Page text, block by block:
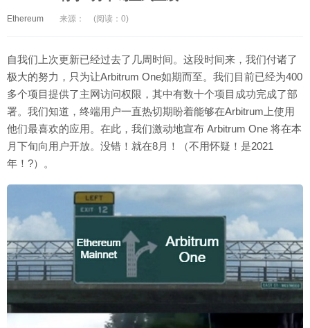
Ethereum 来源： (阅读：0)
自我们上次更新已经过去了几周时间。这段时间来，我们付诸了
极大的努力，只为让Arbitrum One如期而至。我们目前已经为400
多个项目提供了主网访问权限，其中有数十个项目成功完成了部
署。我们知道，终端用户一直热切期盼着能够在Arbitrum上使用
他们最喜欢的应用。在此，我们激动地宣布 Arbitrum One 将在本
月下旬向用户开放。没错！就在8月！（不用怀疑！是2021
年！?）。